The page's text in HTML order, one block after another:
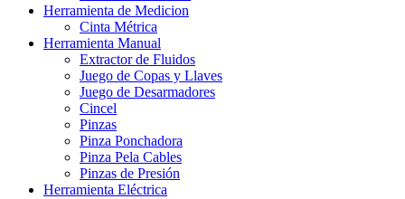
Herramienta de Medicion
Cinta Métrica
Herramienta Manual
Extractor de Fluidos
Juego de Copas y Llaves
Juego de Desarmadores
Cincel
Pinzas
Pinza Ponchadora
Pinza Pela Cables
Pinzas de Presión
Herramienta Eléctrica